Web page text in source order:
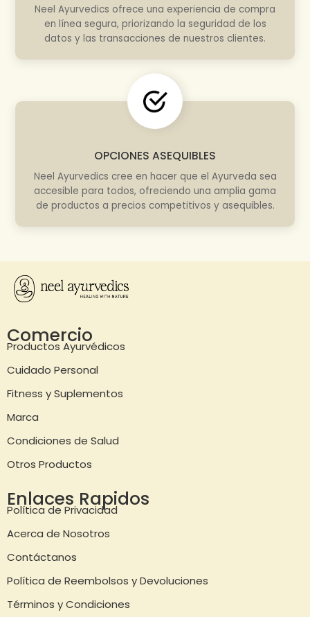
Neel Ayurvedics ofrece una experiencia de compra
en línea segura, priorizando la seguridad de los
datos y las transacciones de nuestros clientes.
OPCIONES ASEQUIBLES
Neel Ayurvedics cree en hacer que el Ayurveda sea
accesible para todos, ofreciendo una amplia gama
de productos a precios competitivos y asequibles.
Comercio
Productos Ayurvédicos
Cuidado Personal
Fitness y Suplementos
Marca
Condiciones de Salud
Otros Productos
Enlaces Rapidos
Política de Privacidad
Acerca de Nosotros
Contáctanos
Política de Reembolsos y Devoluciones
Términos y Condiciones